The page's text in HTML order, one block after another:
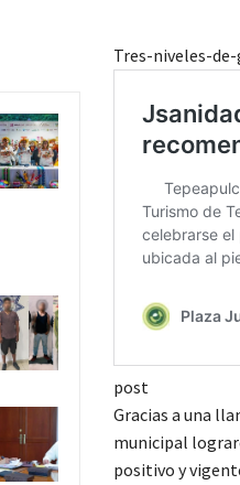
Tres-niveles-
post
Gracias a una
municipal
positivo y